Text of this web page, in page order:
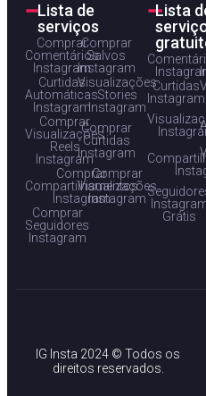
Lista de
serviços
Comprar
Comentários
Instagram
Comprar
Salvos
Instagram
Curtidas
Automáticas
Instagram
Visualizações
Stories
Instagram
Comprar
Visualizações
Reels
Instagram
Comprar
Curtidas
Instagram
Comprar
Compartilhamentos
Instagram
Comprar
Visualizações
Instagram
Comprar
Seguidores
Instagram
Lista
Curtidas
Instagram
Grátis
IG Insta 2024 © Todos os
direitos reservados.